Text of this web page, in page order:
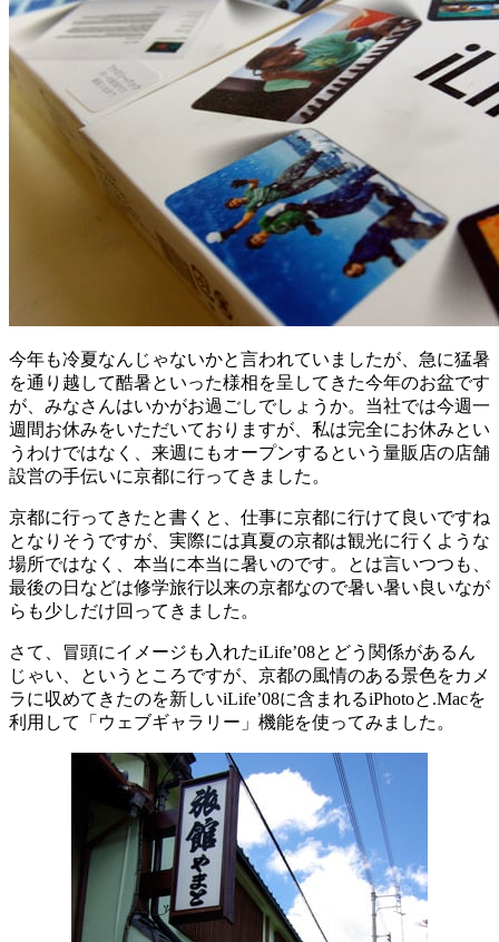
今年も冷夏なんじゃないかと言われていましたが、急に猛暑
を通り越して酷暑といった様相を呈してきた今年のお盆です
が、みなさんはいかがお過ごしでしょうか。当社では今週一
週間お休みをいただいておりますが、私は完全にお休みとい
うわけではなく、来週にもオープンするという量販店の店舗
設営の手伝いに京都に行ってきました。
京都に行ってきたと書くと、仕事に京都に行けて良いですね
となりそうですが、実際には真夏の京都は観光に行くような
場所ではなく、本当に本当に暑いのです。とは言いつつも、
最後の日などは修学旅行以来の京都なので暑い暑い良いなが
らも少しだけ回ってきました。
さて、冒頭にイメージも入れたiLife’08とどう関係があるん
じゃい、というところですが、京都の風情のある景色をカメ
ラに収めてきたのを新しいiLife’08に含まれるiPhotoと.Macを
利用して「ウェブギャラリー」機能を使ってみました。